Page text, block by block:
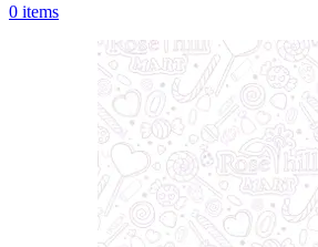
0 items